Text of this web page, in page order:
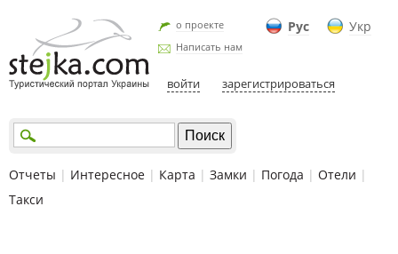
Рус Укр
о проекте
Написать нам
войти зарегистрироваться
Отчеты | Интересное | Карта | Замки | Погода | Отели |
Такси